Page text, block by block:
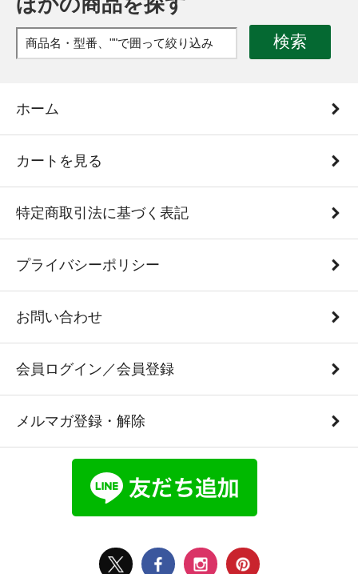
検索
ホーム
カートを見る
特定商取引法に基づく表記
プライバシーポリシー
お問い合わせ
会員ログイン／会員登録
メルマガ登録・解除